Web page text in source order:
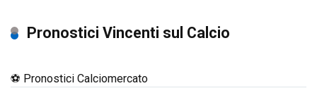
Pronostici Vincenti sul Calcio
⚽ Pronostici Calciomercato